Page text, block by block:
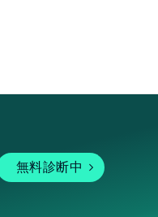
無料診断中